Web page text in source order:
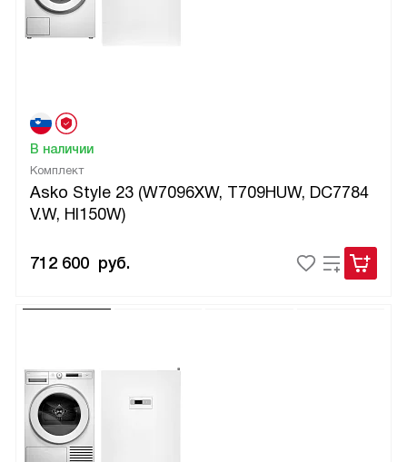
Комплект
Asko Style 23 (W7096XW, T709HUW, DC7784
V.W, HI150W)
В наличии
712 600 руб.